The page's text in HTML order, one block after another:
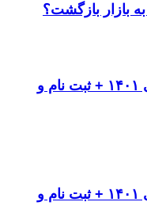
بازار بازگشت؟
پیش فروش سایپا بدون قرعه‌ کشی ۱۴۰۱ + ثبت نام و
پیش فروش سایپا بدون قرعه‌ کشی ۱۴۰۱ + ثبت نام و